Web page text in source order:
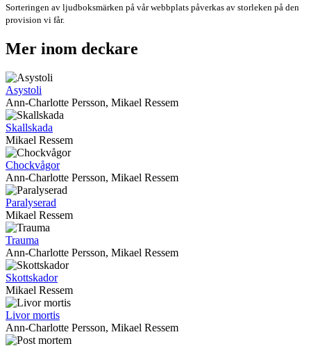
Sorteringen av ljudboksmärken på vår webbplats påverkas av storleken på den
provision vi får.
Mer inom deckare
Asystoli
Ann-Charlotte Persson, Mikael Ressem
Skallskada
Mikael Ressem
Chockvågor
Ann-Charlotte Persson, Mikael Ressem
Paralyserad
Mikael Ressem
Trauma
Ann-Charlotte Persson, Mikael Ressem
Skottskador
Mikael Ressem
Livor mortis
Ann-Charlotte Persson, Mikael Ressem